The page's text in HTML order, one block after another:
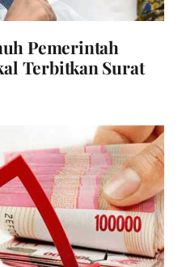
Pemerintah
Terbitkan Surat